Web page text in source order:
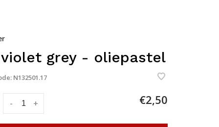
violet grey - oliepastel
N132501.17
+
- €2,50